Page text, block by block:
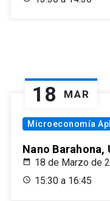
18 MAR
Microeconomía
Nano Barahona,
18 de Marzo de
15:30 a 16:45